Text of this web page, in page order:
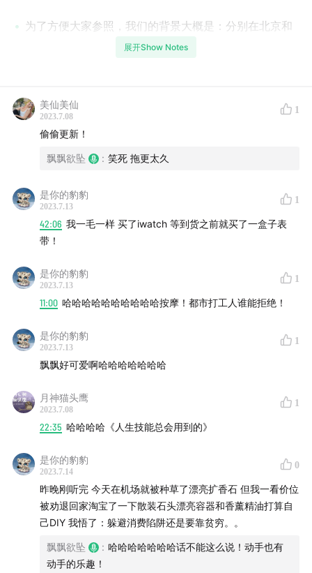
为了方便大家参照，我们的背景大概是：分别在北京和
深圳工作，都是泛互联网行业，工作年限2年左右
00:01:09买衣服做医美，到底能花多少钱
00:10:49体验式消费：只要老板够坚定，我就一定会付钱
00:24:43沉迷高级食物和日用品，体验了一把博主生活
00:34:01 女生出门社交，真的会有很多隐形消费
00:39:21我们成功克制过哪些不必要的消费升级？
00:45:05豆瓣“抠门女性联合会”和“抠门男性联合会”浅浅
观察
00:53:26各种野路子省钱办法分享
01:05:55大学时的一次理财，居然赚得了一笔旅行费
展开Show Notes
美仙美仙
2023.7.08
1
偷偷更新！
飘飘欲坠 : 笑死 拖更太久
是你的豹豹
2023.7.13
1
42:06 我一毛一样 买了iwatch 等到货之前就买了一盒子表
带！
是你的豹豹
2023.7.13
1
11:00 哈哈哈哈哈哈哈哈哈哈按摩！都市打工人谁能拒绝！
是你的豹豹
2023.7.13
1
飘飘好可爱啊哈哈哈哈哈哈哈
月神猫头鹰
2023.7.08
1
22:35 哈哈哈哈《人生技能总会用到的》
是你的豹豹
2023.7.14
0
昨晚刚听完 今天在机场就被种草了漂亮扩香石 但我一看价位
被劝退回家淘宝了一下散装石头漂亮容器和香薰精油打算自
己DIY 我悟了：躲避消费陷阱还是要靠贫穷。。
飘飘欲坠 : 哈哈哈哈哈哈哈话不能这么说！动手也有
动手的乐趣！